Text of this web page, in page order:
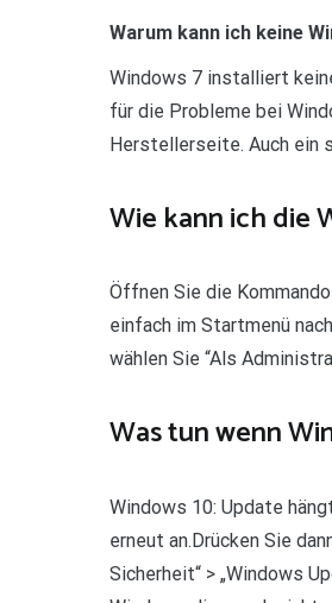
Warum kann ich keine
Windows 7 installiert
für die Probleme bei
Herstellerseite. Auch ein
Wie kann ich die
Öffnen Sie die
einfach im Startmenü
wählen Sie “Als
Was tun wenn
Windows 10: Update
erneut an.Drücken Sie
Sicherheit“ > „Windows